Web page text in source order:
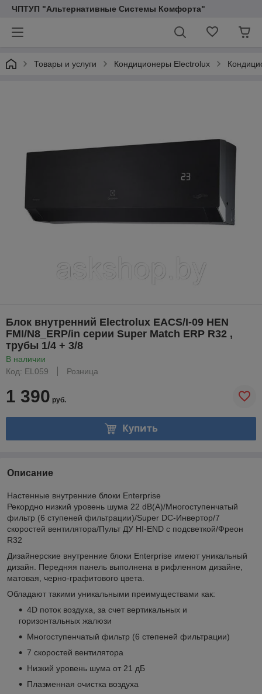
ЧПТУП "Альтернативные Системы Комфорта"
Товары и услуги Кондиционеры Electrolux
Блок внутренний Electrolux EACS/I-09 HEN
FMI/N8_ERP/in серии Super Match ERP R32 ,
трубы 1/4 + 3/8
В наличии
Код: EL059
Розница
1 390 руб.
Купить
Описание
Настенные внутренние блоки Enterprise
Рекордно низкий уровень шума 22 dB(A)/Многоступенчатый
фильтр (6 ступеней фильтрации)/Super DC-Инвертор/7
скоростей вентилятора/Пульт ДУ HI-END с подсветкой/Фреон
R32
Дизайнерские внутренние блоки Enterprise имеют уникальный
дизайн. Передняя панель выполнена в рифленном дизайне,
матовая, черно-графитового цвета.
Обладают такими уникальными преимуществами как:
4D поток воздуха, за счет вертикальных и
горизонтальных жалюзи
Многоступенчатый фильтр (6 степеней фильтрации)
7 скоростей вентилятора
Низкий уровень шума от 21 дБ
Плазменная очистка воздуха